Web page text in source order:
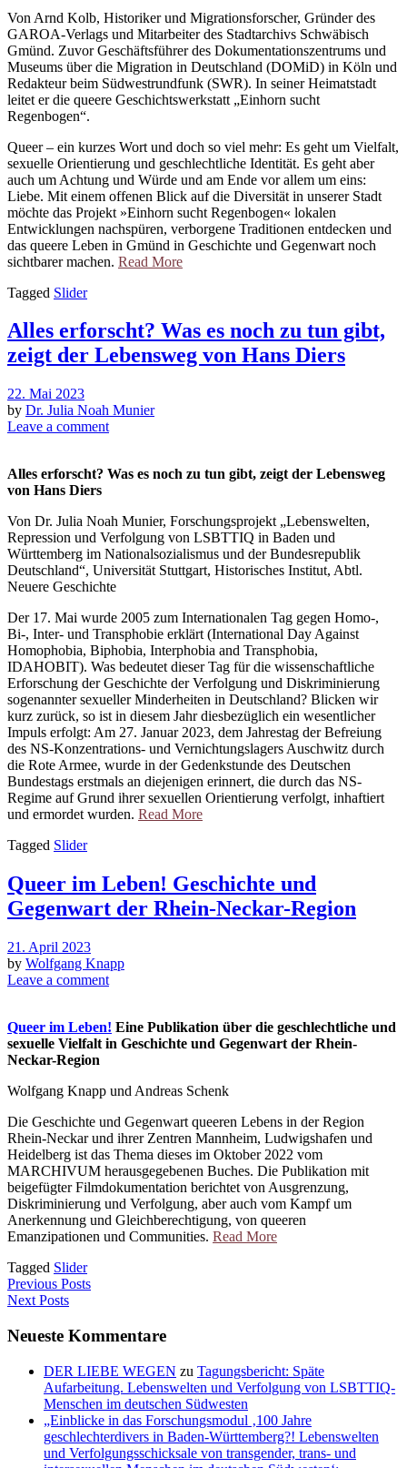
Von Arnd Kolb, Historiker und Migrationsforscher, Gründer des
GAROA-Verlags und Mitarbeiter des Stadtarchivs Schwäbisch
Gmünd. Zuvor Geschäftsführer des Dokumentationszentrums und
Museums über die Migration in Deutschland (DOMiD) in Köln und
Redakteur beim Südwestrundfunk (SWR). In seiner Heimatstadt
leitet er die queere Geschichtswerkstatt „Einhorn sucht
Regenbogen“.
Queer – ein kurzes Wort und doch so viel mehr: Es geht um Vielfalt,
sexuelle Orientierung und geschlechtliche Identität. Es geht aber
auch um Achtung und Würde und am Ende vor allem um eins:
Liebe. Mit einem offenen Blick auf die Diversität in unserer Stadt
möchte das Projekt »Einhorn sucht Regenbogen« lokalen
Entwicklungen nachspüren, verborgene Traditionen entdecken und
das queere Leben in Gmünd in Geschichte und Gegenwart noch
sichtbarer machen. Read More
Tagged Slider
Alles erforscht? Was es noch zu tun gibt,
zeigt der Lebensweg von Hans Diers
22. Mai 2023
by Dr. Julia Noah Munier
Leave a comment
Alles erforscht? Was es noch zu tun gibt, zeigt der Lebensweg
von Hans Diers
Von Dr. Julia Noah Munier, Forschungsprojekt „Lebenswelten,
Repression und Verfolgung von LSBTTIQ in Baden und
Württemberg im Nationalsozialismus und der Bundesrepublik
Deutschland“, Universität Stuttgart, Historisches Institut, Abtl.
Neuere Geschichte
Der 17. Mai wurde 2005 zum Internationalen Tag gegen Homo-,
Bi-, Inter- und Transphobie erklärt (International Day Against
Homophobia, Biphobia, Interphobia and Transphobia,
IDAHOBIT). Was bedeutet dieser Tag für die wissenschaftliche
Erforschung der Geschichte der Verfolgung und Diskriminierung
sogenannter sexueller Minderheiten in Deutschland? Blicken wir
kurz zurück, so ist in diesem Jahr diesbezüglich ein wesentlicher
Impuls erfolgt: Am 27. Januar 2023, dem Jahrestag der Befreiung
des NS-Konzentrations- und Vernichtungslagers Auschwitz durch
die Rote Armee, wurde in der Gedenkstunde des Deutschen
Bundestags erstmals an diejenigen erinnert, die durch das NS-
Regime auf Grund ihrer sexuellen Orientierung verfolgt, inhaftiert
und ermordet wurden. Read More
Tagged Slider
Queer im Leben! Geschichte und
Gegenwart der Rhein-Neckar-Region
21. April 2023
by Wolfgang Knapp
Leave a comment
Queer im Leben! Eine Publikation über die geschlechtliche und
sexuelle Vielfalt in Geschichte und Gegenwart der Rhein-
Neckar-Region
Wolfgang Knapp und Andreas Schenk
Die Geschichte und Gegenwart queeren Lebens in der Region
Rhein-Neckar und ihrer Zentren Mannheim, Ludwigshafen und
Heidelberg ist das Thema dieses im Oktober 2022 vom
MARCHIVUM herausgegebenen Buches. Die Publikation mit
beigefügter Filmdokumentation berichtet von Ausgrenzung,
Diskriminierung und Verfolgung, aber auch vom Kampf um
Anerkennung und Gleichberechtigung, von queeren
Emanzipationen und Communities. Read More
Tagged Slider
Previous Posts
Next Posts
Neueste Kommentare
DER LIEBE WEGEN zu Tagungsbericht: Späte
Aufarbeitung. Lebenswelten und Verfolgung von LSBTTIQ-
Menschen im deutschen Südwesten
„Einblicke in das Forschungsmodul ‚100 Jahre
geschlechterdivers in Baden-Württemberg?! Lebenswelten
und Verfolgungsschicksale von transgender, trans- und